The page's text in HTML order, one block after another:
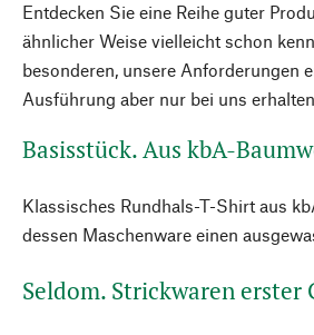
Entdecken Sie eine Reihe guter
ähnlicher Weise vielleicht schon
besonderen, unsere Anforderungen
Ausführung aber nur bei uns
Basisstück. Aus kbA-
Klassisches Rundhals-T-Shirt aus
dessen Maschenware einen
Seldom. Strickwaren erster